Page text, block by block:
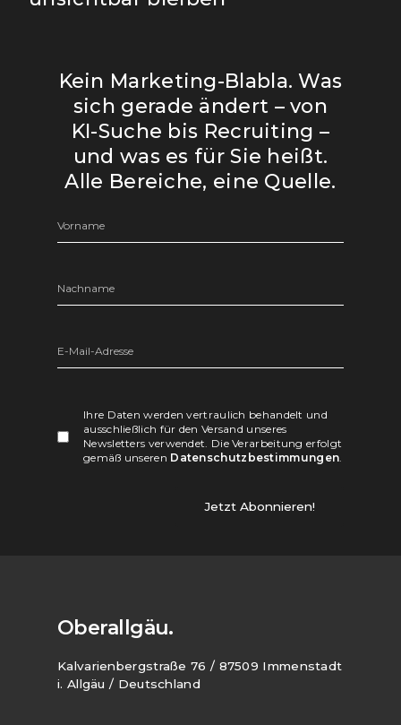
Kein Marketing-Blabla. Was
sich gerade ändert – von
KI-Suche bis Recruiting –
und was es für Sie heißt.
Alle Bereiche, eine Quelle.
Ihre Daten werden vertraulich behandelt und
ausschließlich für den Versand unseres
Newsletters verwendet. Die Verarbeitung erfolgt
gemäß unseren Datenschutzbestimmungen.
Oberallgäu.
Kalvarienbergstraße 76 / 87509 Immenstadt
i. Allgäu / Deutschland